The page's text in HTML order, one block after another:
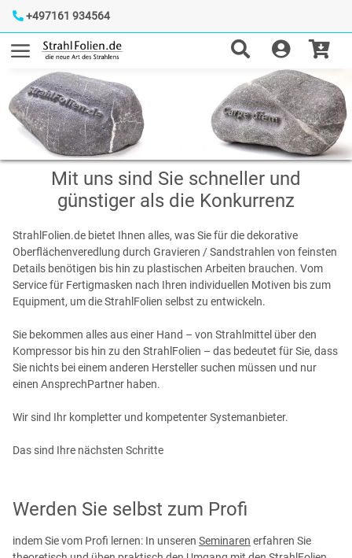
+497161 934564
Mit uns sind Sie schneller und
günstiger als die Konkurrenz
StrahlFolien.de bietet Ihnen alles, was Sie für die dekorative
Oberflächenveredlung durch Gravieren / Sandstrahlen von feinsten
Details benötigen bis hin zu plastischen Arbeiten brauchen. Vom
Service für Fertigmasken nach Ihren individuellen Motiven bis zum
Equipment, um die StrahlFolien selbst zu entwickeln.
Sie bekommen alles aus einer Hand – von Strahlmittel über den
Kompressor bis hin zu den StrahlFolien – das bedeutet für Sie, dass
Sie nichts bei einem anderen Hersteller suchen müssen und nur
einen AnsprechPartner haben.
Wir sind Ihr kompletter und kompetenter Systemanbieter.
Das sind Ihre nächsten Schritte
Werden Sie selbst zum Profi
indem Sie vom Profi lernen: In unseren Seminaren erfahren Sie